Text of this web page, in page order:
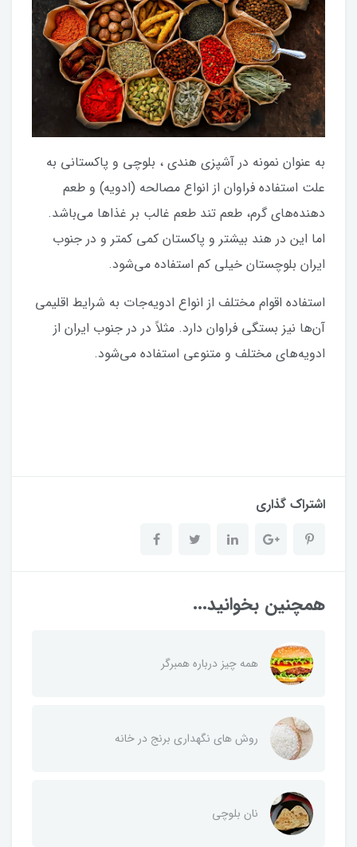
به عنوان نمونه در آشپزی هندی ، بلوچی و پاکستانی به
علت استفاده فراوان از انواع مصالحه (ادویه) و طعم
دهنده‌های گرم، طعم تند طعم غالب بر غذاها می‌باشد.
اما این در هند بیشتر و پاکستان کمی کمتر و در جنوب
ایران بلوچستان خیلی کم استفاده می‌شود.
استفاده اقوام مختلف از انواع ادویه‌جات به شرایط اقلیمی
آن‌ها نیز بستگی فراوان دارد. مثلاً در در جنوب ایران از
ادویه‌های مختلف و متنوعی استفاده می‌شود.
اشتراک گذاری
همچنین بخوانید...
همه چیز درباره همبرگر
روش های نگهداری برنج در خانه
نان بلوچی